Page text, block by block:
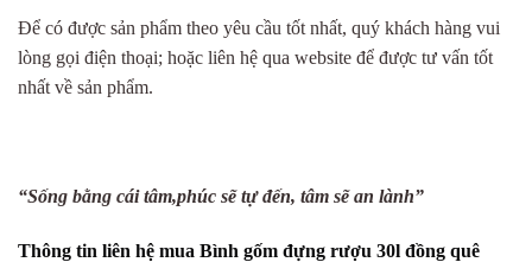
Để có được sản phẩm theo yêu cầu tốt nhất, quý khách hàng vui
lòng gọi điện thoại; hoặc liên hệ qua website để được tư vấn tốt
nhất về sản phẩm.
“Sống bằng cái tâm,phúc sẽ tự đến, tâm sẽ an lành”
Thông tin liên hệ mua Bình gốm đựng rượu 30l đồng quê